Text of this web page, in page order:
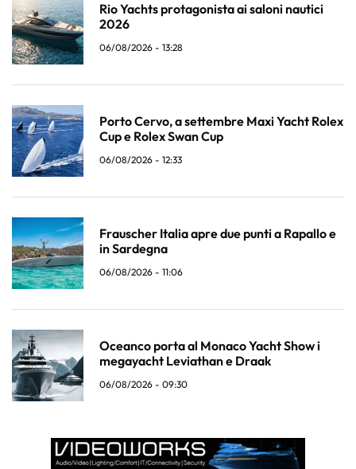
Rio Yachts protagonista ai saloni nautici
2026
06/08/2026 - 13:28
Porto Cervo, a settembre Maxi Yacht Rolex
Cup e Rolex Swan Cup
06/08/2026 - 12:33
Frauscher Italia apre due punti a Rapallo e
in Sardegna
06/08/2026 - 11:06
Oceanco porta al Monaco Yacht Show i
megayacht Leviathan e Draak
06/08/2026 - 09:30